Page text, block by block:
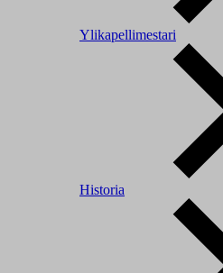
Ylikapellimestari
Historia